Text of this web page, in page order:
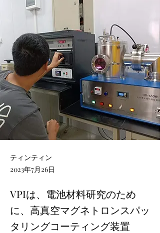
ティンティン
2023年7月26日
VPIは、電池材料研究のため
に、高真空マグネトロンスパッ
タリングコーティング装置